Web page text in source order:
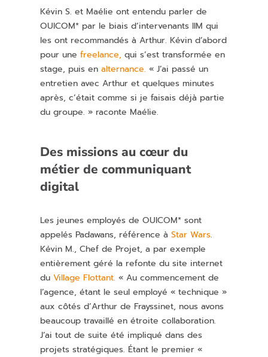
Kévin S. et Maélie ont entendu parler de
OUICOM* par le biais d’intervenants IIM qui
les ont recommandés à Arthur. Kévin d’abord
pour unefreelance, qui s’est transformée en
stage, puis en alternance. « J’ai passé un
entretien avec Arthur et quelques minutes
après, c’était comme si je faisais déjà partie
du groupe. » raconte Maélie.
Des missions aucœur du
métier de communiquant
digital
Les jeunes employés de OUICOM* sont
appelés Padawans, référence àStar Wars.
Kévin M., Chef de Projet, a par exemple
entièrement géré la refonte du site internet
duVillage Flottant. « Au commencement de
l’agence, étant le seul employé « technique »
aux côtés d’Arthur de Frayssinet, nous avons
beaucoup travaillé en étroite collaboration.
J’ai tout de suite été impliqué dans des
projets stratégiques. Étant le premier «